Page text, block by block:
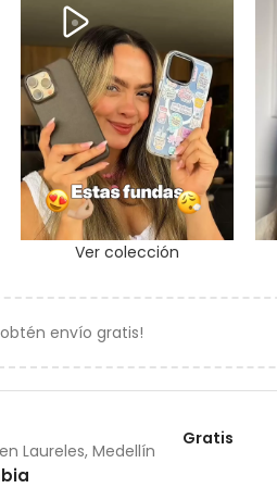
Ver colección
envío gratis!
Laureles, Medellín
Gratis